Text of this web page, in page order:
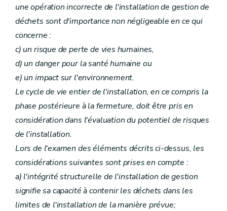
une opération incorrecte de l'installation de gestion de
déchets sont d'importance non négligeable en ce qui
concerne :
c) un risque de perte de vies humaines,
d) un danger pour la santé humaine ou
e) un impact sur l'environnement.
Le cycle de vie entier de l'installation, en ce compris la
phase postérieure à la fermeture, doit être pris en
considération dans l'évaluation du potentiel de risques
de l'installation.
Lors de l'examen des éléments décrits ci-dessus, les
considérations suivantes sont prises en compte :
a) l'intégrité structurelle de l'installation de gestion
signifie sa capacité à contenir les déchets dans les
limites de l'installation de la manière prévue;